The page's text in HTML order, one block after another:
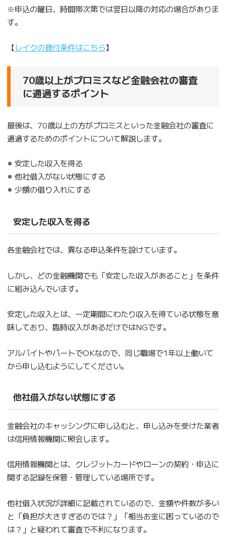
※申込の曜日、時間帯次第では翌日以降の対応の場合がありま
す。
【レイクの貸付条件はこちら】
70歳以上がプロミスなど金融会社の審査
に通過するポイント
最後は、70歳以上の方がプロミスといった金融会社の審査に
通過するためのポイントについて解説します。
安定した収入を得る
他社借入がない状態にする
少額の借り入れにする
安定した収入を得る
各金融会社では、異なる申込条件を設けています。
しかし、どの金融機関でも「安定した収入があること」を条件
に組み込んでいます。
安定した収入とは、一定期間にわたり収入を得ている状態を意
味しており、臨時収入があるだけではNGです。
アルバイトやパートでOKなので、同じ職場で1年以上働いて
から申し込むようにしてください。
他社借入がない状態にする
金融会社のキャッシングに申し込むと、申し込みを受けた業者
は信用情報機関に照会します。
信用情報機関とは、クレジットカードやローンの契約・申込に
関する記録を保管・管理している場所です。
他社借入状況が詳細に記載されているので、金額や件数が多い
と「負担が大きすぎるのでは？」「相当お金に困っているので
は？」と疑われて審査で不利になります。